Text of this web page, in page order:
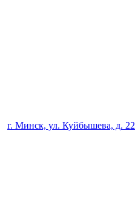
г. Минск, ул. Куйбышева, д. 22